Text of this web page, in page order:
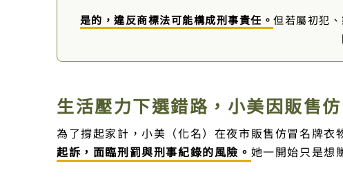
是的，違反商標法可能構成刑事責任。但若屬初犯
生活壓力下選錯路，小美因販售
為了撐起家計，小美（化名）在夜市販售仿冒名牌衣
起訴，面臨刑罰與刑事紀錄的風險。 她一開始只是想